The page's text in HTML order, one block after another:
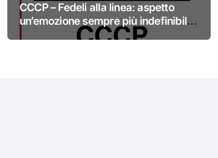
CCCP – Fedeli alla linea: aspetto
un’emozione sempre più indefinibile
#primadinoi